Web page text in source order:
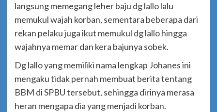
langsung memegang leher baju dg lallo lalu
memukul wajah korban, sementara beberapa dari
rekan pelaku juga ikut memukul dg lallo hingga
wajahnya memar dan kera bajunya sobek.
Dg lallo yang memiliki nama lengkap Johanes ini
mengaku tidak pernah membuat berita tentang
BBM di SPBU tersebut, sehingga dirinya merasa
heran mengapa dia yang menjadi korban.